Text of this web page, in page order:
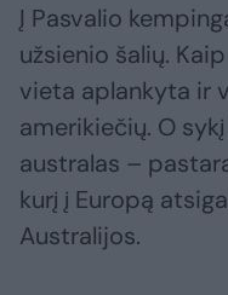
Į Pasvalio
užsienio šalių.
vieta aplankyta ir
amerikiečių. O
australas –
kurį į Europą
Australijos.